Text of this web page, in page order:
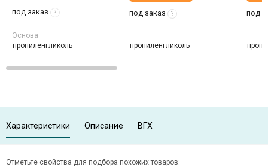
под заказ ?
под заказ
?
под
Основа
пропиленгликоль
пропиленгликоль
Характеристики Описание ВГХ
Отметьте свойства для подбора похожих товаров: